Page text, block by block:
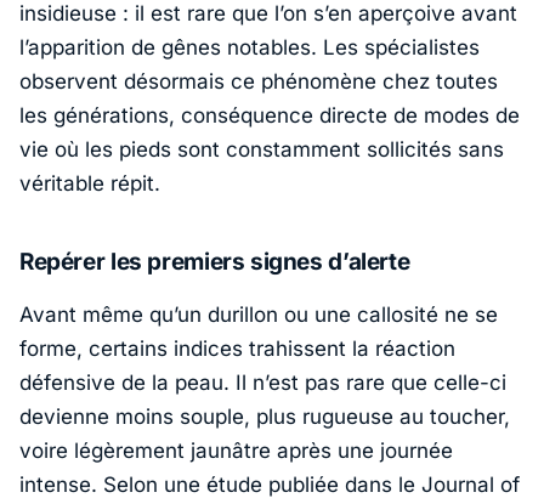
insidieuse : il est rare que l’on s’en aperçoive avant
l’apparition de gênes notables. Les spécialistes
observent désormais ce phénomène chez toutes
les générations, conséquence directe de modes de
vie où les pieds sont constamment sollicités sans
véritable répit.
Repérer les premiers signes d’alerte
Avant même qu’un durillon ou une callosité ne se
forme, certains indices trahissent la réaction
défensive de la peau. Il n’est pas rare que celle-ci
devienne moins souple, plus rugueuse au toucher,
voire légèrement jaunâtre après une journée
intense. Selon une étude publiée dans le Journal of